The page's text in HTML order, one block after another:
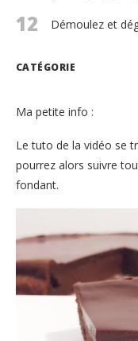
12 Démoulez et
CATÉGORIE
Ma petite info :
Le tuto de la vidéo se
pourrez alors suivre
fondant.